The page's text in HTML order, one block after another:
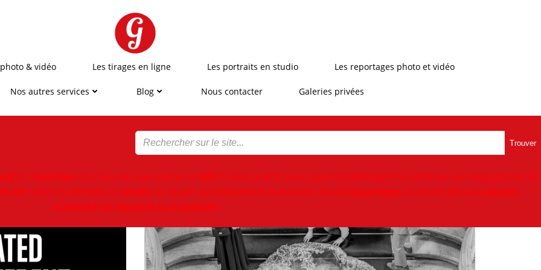
& vidéo Les tirages en ligne Les portraits en studio Les reportages photo et vidéo
Nos autres services Blog Nous contacter Galeries privées
Trouver
et d'occasion ainsi que de vous assurer un SAVde 1ere qualité, vous proposer,développer & numériser une large gamme de
art, faire vos portraits austudio ou couvrir vos évènements en extérieur lors de reportages ou encore faire vos photos
d’identité au magasin ou à domicile